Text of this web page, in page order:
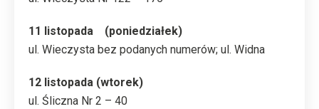
11 listopada (poniedziałek)
ul. Wieczysta bez podanych numerów; ul. Widna
12 listopada (wtorek)
ul. Śliczna Nr 2 – 40